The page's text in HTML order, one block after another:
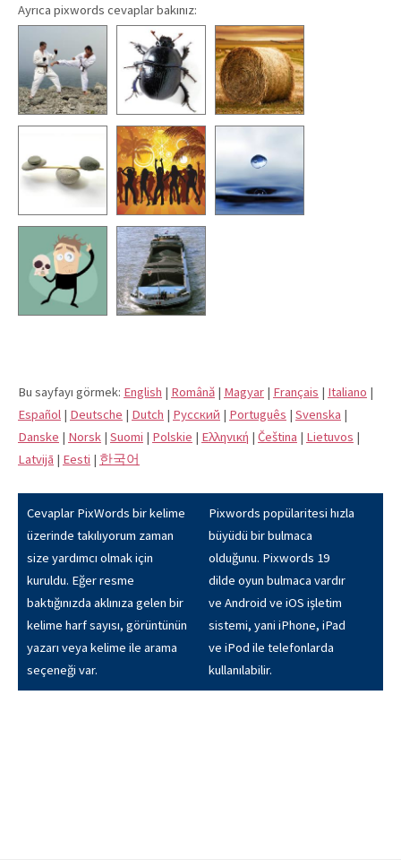
Ayrıca pixwords cevaplar bakınız:
Bu sayfayı görmek: English | Română | Magyar | Français | Italiano |
Español | Deutsche | Dutch | Pусский | Português | Svenska |
Danske | Norsk | Suomi | Polskie | Eλληνική | Čeština | Lietuvos |
Latvijā | Eesti | 한국어
Cevaplar PixWords bir kelime
üzerinde takılıyorum zaman
size yardımcı olmak için
kuruldu. Eğer resme
baktığınızda aklınıza gelen bir
kelime harf sayısı, görüntünün
yazarı veya kelime ile arama
seçeneği var.
Pixwords popülaritesi hızla
büyüdü bir bulmaca
olduğunu. Pixwords 19
dilde oyun bulmaca vardır
ve Android ve iOS işletim
sistemi, yani iPhone, iPad
ve iPod ile telefonlarda
kullanılabilir.